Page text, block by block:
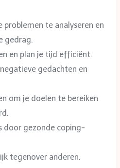
problemen te analyseren en
gedrag.
en plan je tijd efficiënt.
gedachten en
om je doelen te bereiken
door gezonde coping-
tegenover anderen.